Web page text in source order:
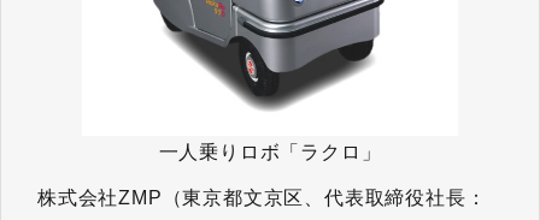
一人乗りロボ「ラクロ」
株式会社ZMP（東京都文京区、代表取締役社長：